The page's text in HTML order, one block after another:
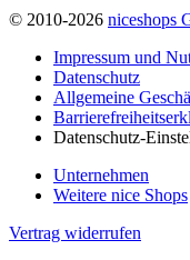
© 2010-2026 niceshops
Impressum und
Datenschutz
Allgemeine
Datenschutz-
Unternehmen
Weitere nice Shops
Vertrag widerrufen